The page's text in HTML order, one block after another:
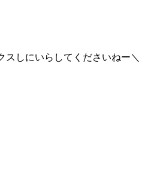
スしにいらしてくださいねー＼